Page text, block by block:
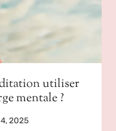
utiliser
mentale ?
2025